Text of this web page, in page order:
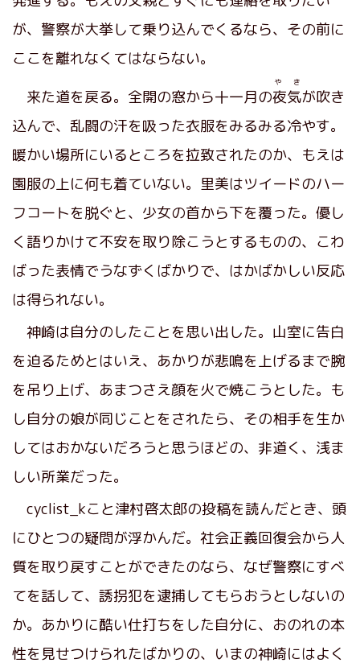
が、警察が大挙して乗り込んでくるなら、その前に
ここを離れなくてはならない。
来た道を戻る。全開の窓から十一月の夜気
や き
が吹き
込んで、乱闘の汗を吸った衣服をみるみる冷やす。
暖かい場所にいるところを拉致されたのか、もえは
園服の上に何も着ていない。里美はツイードのハー
フコートを脱ぐと、少女の首から下を覆った。優し
く語りかけて不安を取り除こうとするものの、こわ
ばった表情でうなずくばかりで、はかばかしい反応
は得られない。
神崎は自分のしたことを思い出した。山室に告白
を迫るためとはいえ、あかりが悲鳴を上げるまで腕
を吊り上げ、あまつさえ顔を火で焼こうとした。も
し自分の娘が同じことをされたら、その相手を生か
してはおかないだろうと思うほどの、非道く、浅ま
しい所業だった。
cyclist_kこと津村啓太郎の投稿を読んだとき、頭
にひとつの疑問が浮かんだ。社会正義回復会から人
質を取り戻すことができたのなら、なぜ警察にすべ
てを話して、誘拐犯を逮捕してもらおうとしないの
か。あかりに酷い仕打ちをした自分に、おのれの本
性を見せつけられたばかりの、いまの神崎にはよく